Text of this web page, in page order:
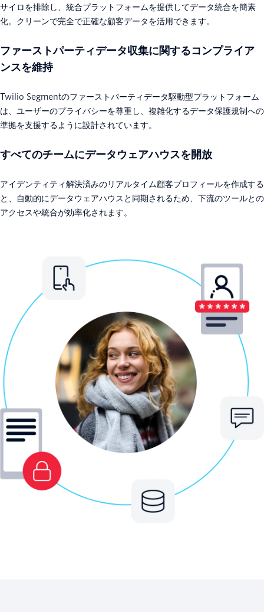
サイロを排除し、統合プラットフォームを提供してデータ統合を簡素
化。クリーンで完全で正確な顧客データを活用できます。
ファーストパーティデータ収集に関するコンプライア
ンスを維持
Twilio Segmentのファーストパーティデータ駆動型プラットフォーム
は、ユーザーのプライバシーを尊重し、複雑化するデータ保護規制への
準拠を支援するように設計されています。
すべてのチームにデータウェアハウスを開放
アイデンティティ解決済みのリアルタイム顧客プロフィールを作成する
と、自動的にデータウェアハウスと同期されるため、下流のツールとの
アクセスや統合が効率化されます。